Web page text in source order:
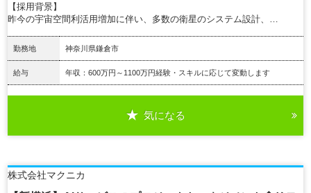
【採用背景】
昨今の宇宙空間利活用増加に伴い、多数の衛星のシステム設計、…
勤務地 神奈川県鎌倉市
給与 年収：600万円～1100万円経験・スキルに応じて変動します
気になる
株式会社マクニカ